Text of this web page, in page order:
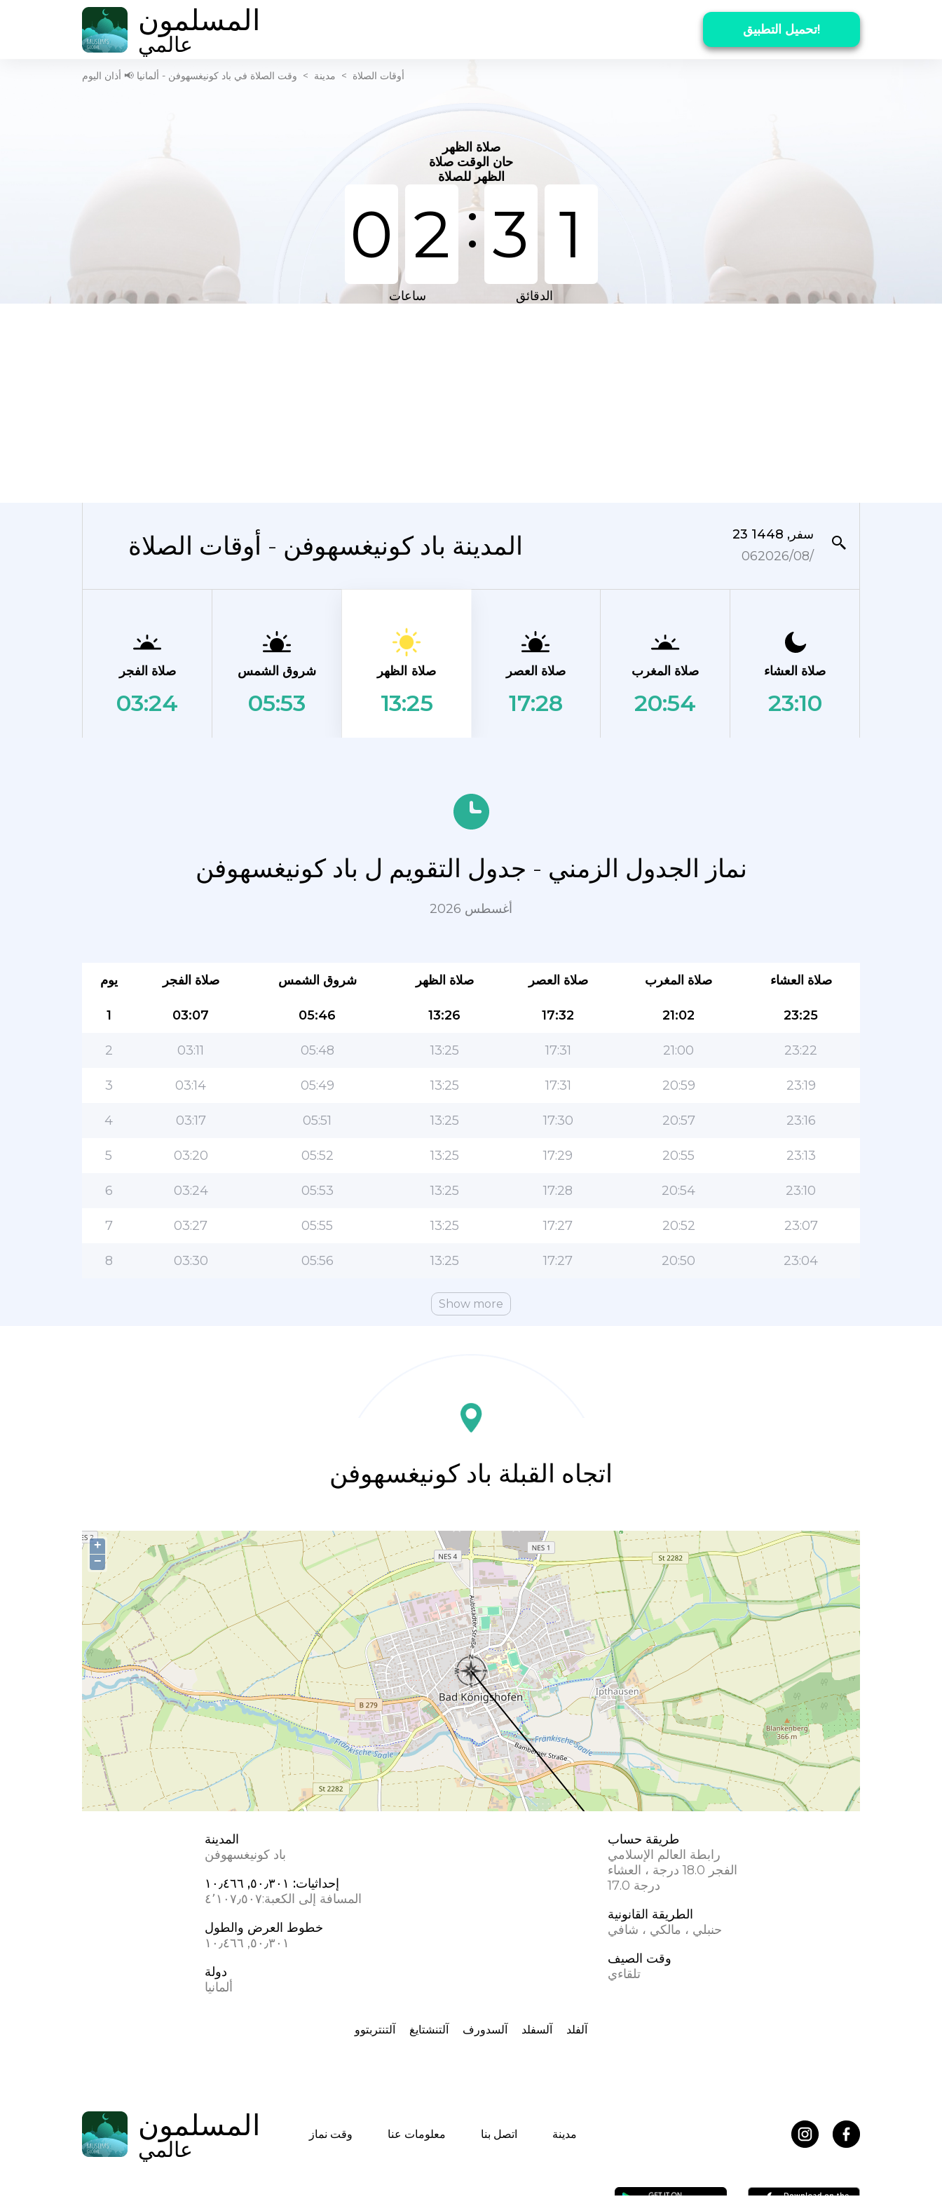
المسلمون
عالمي تحميل التطبيق!
أوقات الصلاة > مدينة > وقت الصلاة في باد كونيغسهوفن - ألمانيا 📢 أذان اليوم
صلاة الظهر
حان الوقت صلاة
الظهر للصلاة
0 2 :3 1
ساعات الدقائق
المدينة باد كونيغسهوفن - أوقات الصلاة
23 سفر, 1448
06‏/08‏/2026
صلاة الفجر
03:24
شروق الشمس
05:53
صلاة الظهر
13:25
صلاة العصر
17:28
صلاة المغرب
20:54
صلاة العشاء
23:10
نماز الجدول الزمني - جدول التقويم ل باد كونيغسهوفن
أغسطس 2026
يوم صلاة الفجر شروق الشمس صلاة الظهر صلاة العصر صلاة المغرب صلاة العشاء
1 03:07 05:46 13:26 17:32 21:02 23:25
2 03:11 05:48 13:25 17:31 21:00 23:22
3 03:14 05:49 13:25 17:31 20:59 23:19
4 03:17 05:51 13:25 17:30 20:57 23:16
5 03:20 05:52 13:25 17:29 20:55 23:13
6 03:24 05:53 13:25 17:28 20:54 23:10
7 03:27 05:55 13:25 17:27 20:52 23:07
8 03:30 05:56 13:25 17:27 20:50 23:04
Show more
اتجاه القبلة باد كونيغسهوفن
+
−
المدينة
باد كونيغسهوفن
إحداثيات: ٥٠٫٣٠١, ١٠٫٤٦٦
المسافة إلى الكعبة:٤٬١٠٧٫٥٠٧
خطوط العرض والطول
٥٠٫٣٠١, ١٠٫٤٦٦
دولة
ألمانيا
طريقة حساب
رابطة العالم الإسلامي
الفجر 18.0 درجة ، العشاء
17.0 درجة
الطريقة القانونية
حنبلي ، مالكي ، شافي
وقت الصيف
تلقاءي
آلتنتربتوو آلتنشتايغ آلسدورف آلسفلد آلفلد
المسلمون
عالمي وقت نماز معلومات عنا اتصل بنا مدينة
التطبيق الأكثر شعبية للمسلمين!
التطبيق الإسلامي الشهير لنمط الحياة ، مع ميزات سهلة